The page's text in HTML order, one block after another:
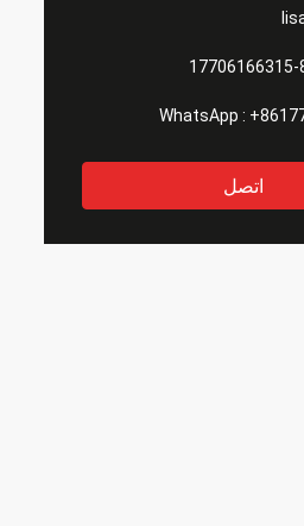
اتصل